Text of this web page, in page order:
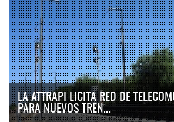
LA ATTRAPI LICITA RED DE
PARA NUEVOS TREN...